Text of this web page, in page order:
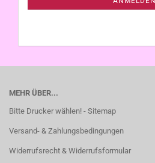
MEHR ÜBER...
Bitte Drucker wählen! - Sitemap
Versand- & Zahlungsbedingungen
Widerrufsrecht & Widerrufsformular